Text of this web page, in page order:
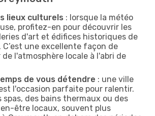
lieux culturels : lorsque la météo
profitez-en pour découvrir les
d'art et édifices historiques de
C’est une excellente façon de
de l'atmosphère locale à l'abri de
de vous détendre : une ville
l'occasion parfaite pour ralentir.
spas, des bains thermaux ou des
être locaux, souvent plus